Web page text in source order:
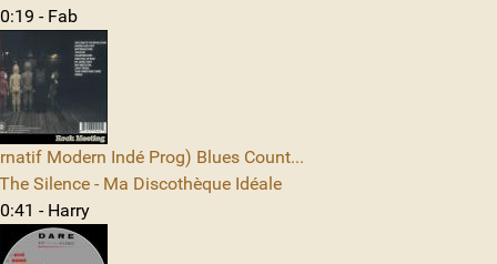
- Fab
Modern Indé Prog) Blues Count...
Silence - Ma Discothèque Idéale
- Harry